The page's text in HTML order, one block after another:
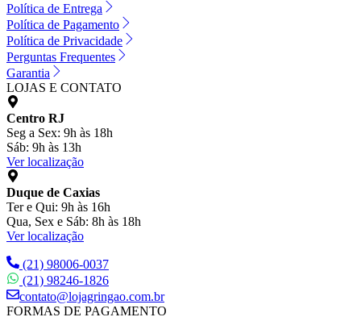
Política de Entrega
Política de Pagamento
Política de Privacidade
Perguntas Frequentes
Garantia
LOJAS E CONTATO
Centro RJ
Seg a Sex: 9h às 18h
Sáb: 9h às 13h
Ver localização
Duque de Caxias
Ter e Qui: 9h às 16h
Qua, Sex e Sáb: 8h às 18h
Ver localização
(21) 98006-0037
(21) 98246-1826
contato@lojagringao.com.br
FORMAS DE PAGAMENTO